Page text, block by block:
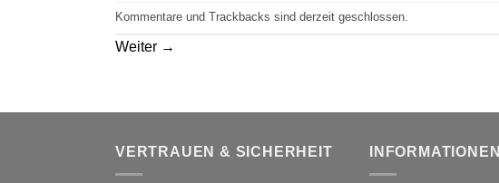
Kommentare und Trackbacks sind derzeit geschlossen.
Weiter →
VERTRAUEN & SICHERHEIT INFORMATIONEN